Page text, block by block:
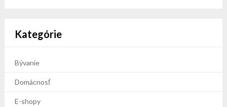
Kategórie
Bývanie
Domácnosť
E-shopy